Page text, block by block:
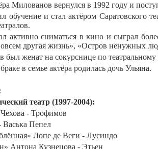
Милованов вернулся в 1992 году и
обучение и стал актёром Саратовского
активно сниматься в кино и сыграл
другая жизнь», «Остров ненужных
женат на сокурснице по
в семье актёра родилась дочь Ульяна.
театр (1997-2004):
- Трофимов
Васька Пепел
Лопе де Веги - Лусиндо
Антона Кузнецова - Этьен